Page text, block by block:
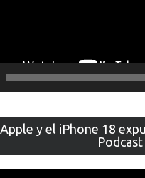
Apple y el iPhone 18